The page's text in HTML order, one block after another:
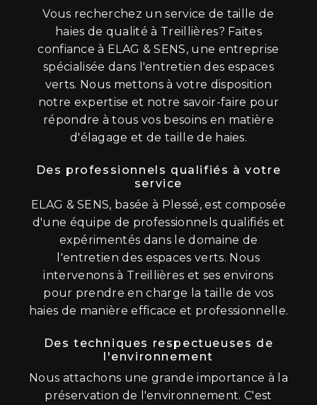
Vous recherchez un service de taille de
haies de qualité à Treillières? Faites
confiance à ELAG & SENS, une entreprise
spécialisée dans l'entretien des espaces
verts. Nous mettons à votre disposition
notre expertise et notre savoir-faire pour
répondre à tous vos besoins en matière
d'élagage et de taille de haies.
Des professionnels qualifiés à votre
service
ELAG & SENS, basée à Plessé, est composée
d'une équipe de professionnels qualifiés et
expérimentés dans le domaine de
l'entretien des espaces verts. Nous
intervenons à Treillières et ses environs
pour prendre en charge la taille de vos
haies de manière efficace et professionnelle.
Des techniques respectueuses de
l'environnement
Nous attachons une grande importance à la
préservation de l'environnement. C'est